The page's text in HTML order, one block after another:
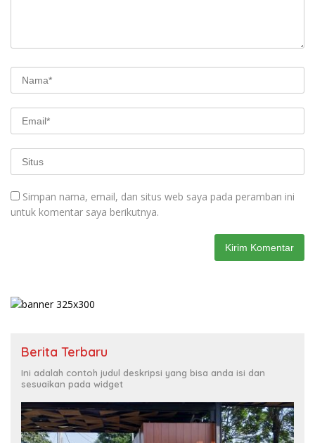
Simpan nama, email, dan situs web saya pada peramban ini
untuk komentar saya berikutnya.
Berita Terbaru
Ini adalah contoh judul deskripsi yang bisa anda isi dan
sesuaikan pada widget